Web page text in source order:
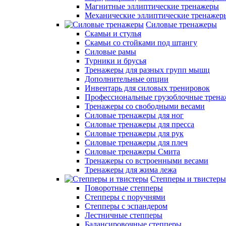
Магнитные эллиптические тренажеры
Механические эллиптические
Силовые тренажеры
Скамьи и стулья
Скамьи со стойками под штангу
Силовые рамы
Турники и брусья
Тренажеры для разных групп мышц
Дополнительные опции
Инвентарь для силовых тренировок
Профессиональные грузоблочные
Тренажеры со свободными весами
Силовые тренажеры для ног
Силовые тренажеры для пресса
Силовые тренажеры для рук
Силовые тренажеры для плеч
Силовые тренажеры Смита
Тренажеры со встроенными весами
Тренажеры для жима лежа
Степперы и твистеры
Поворотные степперы
Степперы с поручнями
Степперы с эспандером
Лестничные степперы
Балансировочные степперы